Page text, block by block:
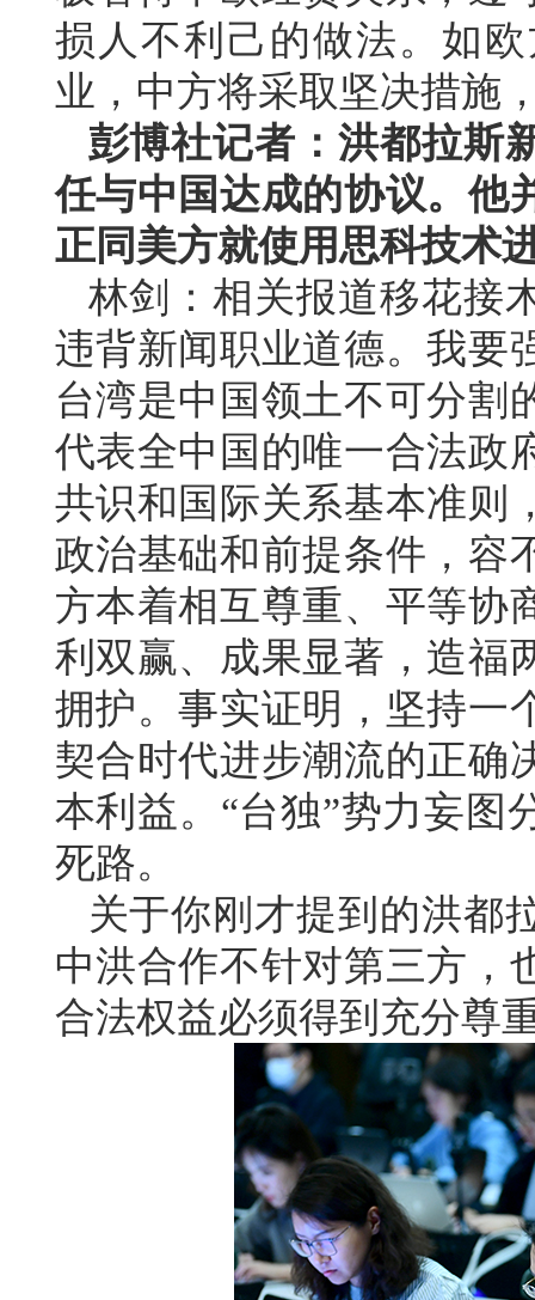
损人不利己的做法。如
业，中方将采取坚决措施
彭博社记者：洪都拉斯
任与中国达成的协议。他
正同美方就使用思科技术
林剑：相关报道移花接
违背新闻职业道德。我要
台湾是中国领土不可分割
代表全中国的唯一合法政
共识和国际关系基本准则
政治基础和前提条件，容
方本着相互尊重、平等协
利双赢、成果显著，造福
拥护。事实证明，坚持一
契合时代进步潮流的正确
本利益。“台独”势力妄图
死路。
关于你刚才提到的洪都
中洪合作不针对第三方，
合法权益必须得到充分尊